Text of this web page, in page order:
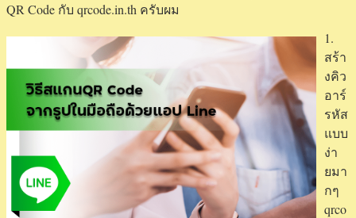
QR Code กับ qrcode.in.th ครับผม
1.
สร้า
งคิว
อาร์
รหัส
แบบ
ง่า
ยมา
กๆ
qrco